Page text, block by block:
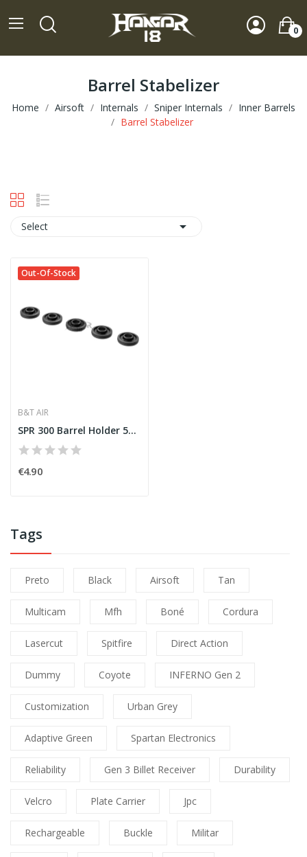
0
Barrel Stabelizer
Home Airsoft Internals Sniper Internals
Inner Barrels
Barrel Stabelizer
Tags
Preto Black Airsoft Tan
Multicam Mfh Boné Cordura
Lasercut Spitfire Direct Action
Dummy Coyote INFERNO Gen 2
Customization Urban Grey
Adaptive Green Spartan Electronics
Reliability Gen 3 Billet Receiver Durability
Velcro Plate Carrier Jpc
Rechargeable Buckle Militar
Select 
Out-Of-Stock
B&T AIR
SPR 300 Barrel Holder 5pcs [B&T AIR]
€4.90